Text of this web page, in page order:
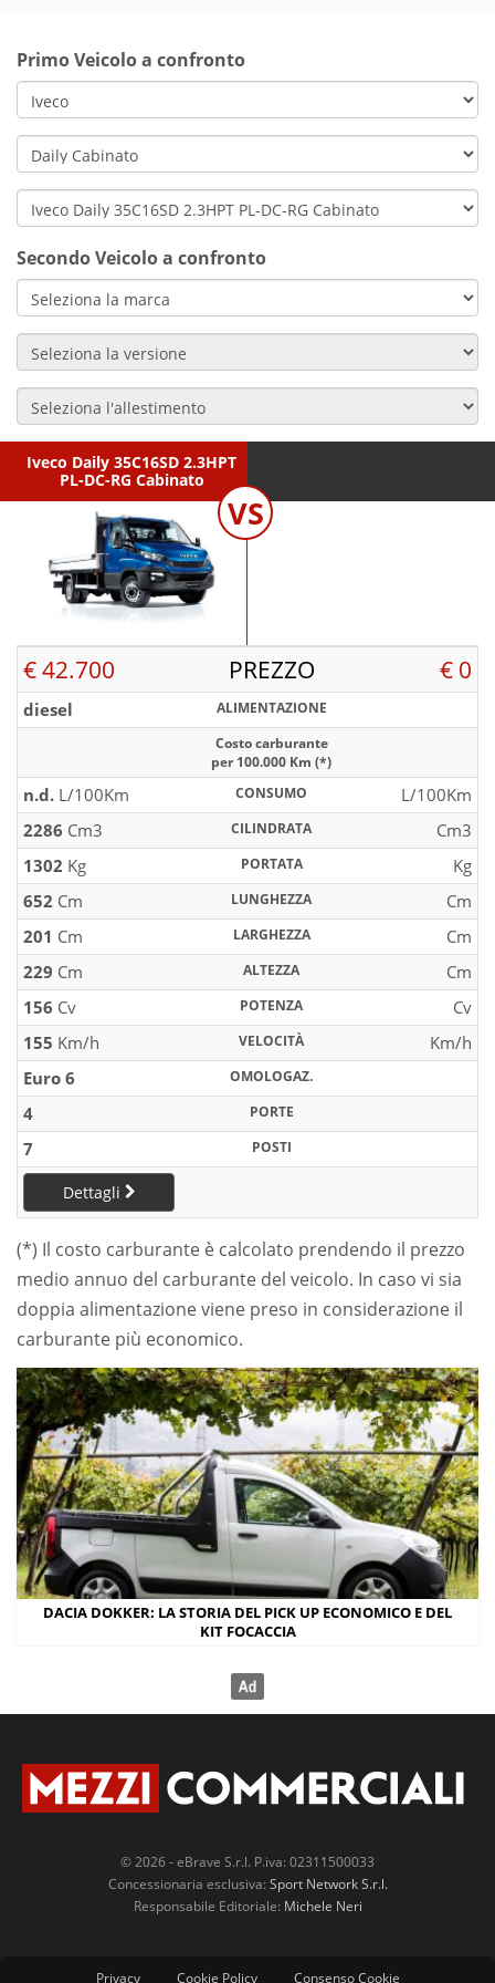
Primo Veicolo a confronto
Secondo Veicolo a confronto
Iveco Daily 35C16SD 2.3HPT
PL-DC-RG Cabinato
VS
€ 42.700 PREZZO € 0
diesel
ALIMENTAZIONE
Costo carburante
per 100.000 Km (*)
n.d. L/100Km CONSUMO
L/100Km
2286 Cm3 CILINDRATA
Cm3
1302 Kg PORTATA
Kg
652 Cm LUNGHEZZA
Cm
201 Cm LARGHEZZA
Cm
229 Cm ALTEZZA
Cm
156 Cv POTENZA
Cv
155 Km/h VELOCITÀ
Km/h
Euro 6
OMOLOGAZ.
4 PORTE
7 POSTI
Dettagli
(*) Il costo carburante è calcolato prendendo il prezzo
medio annuo del carburante del veicolo. In caso vi sia
doppia alimentazione viene preso in considerazione il
carburante più economico.
DACIA DOKKER: LA STORIA DEL PICK UP ECONOMICO E DEL
KIT FOCACCIA
© 2026 - eBrave S.r.l. P.iva: 02311500033
Concessionaria esclusiva: Sport Network S.r.l.
Responsabile Editoriale: Michele Neri
Privacy Cookie Policy Consenso Cookie